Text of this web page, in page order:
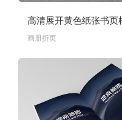
高清展开黄色纸张书页
画册折页